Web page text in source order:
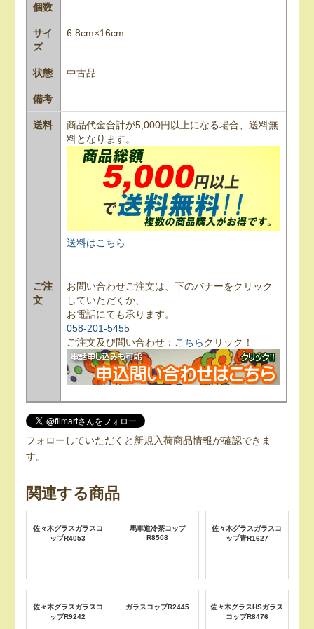
個数
サイ
ズ
6.8cm×16cm
状態 中古品
備考
送料
商品代金合計が5,000円以上になる場合、送料無
料となります。
送料はこちら
ご注
文
お問い合わせご注文は、下のバナーをクリック
していただくか、
お電話にても承ります。
058-201-5455
ご注文及び問い合わせ： こちらクリック！
フォローしていただくと新規入荷商品情報が確認できま
す。
関連する商品
佐々木グラスガラスコ
ップR4053
馬車道冷茶コップ
R8508
佐々木グラスガラスコ
ップ青R1627
佐々木グラスガラスコ
ップR9242
ガラスコップR2445
佐々木グラスHSガラス
コップR8476